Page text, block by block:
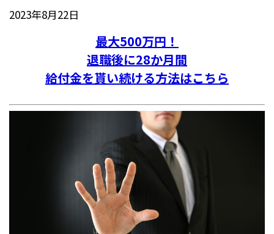
2023年8月22日
最大500万円！
退職後に28か月間
給付金を貰い続ける方法はこちら